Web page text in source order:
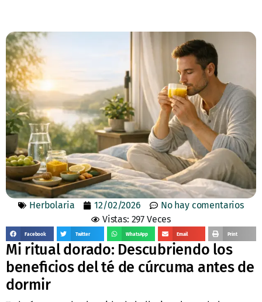
Herbolaria 12/02/2026
No hay comentarios
Vistas: 297 Veces
Facebook Twitter WhatsApp Email Print
Mi ritual dorado: Descubriendo los
beneficios del té de cúrcuma antes de
dormir